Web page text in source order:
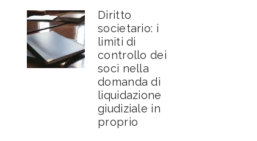
Diritto
societario: i
limiti di
controllo dei
soci nella
domanda di
liquidazione
giudiziale in
proprio